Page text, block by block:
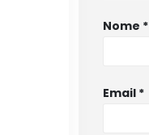
Nome *
Email *